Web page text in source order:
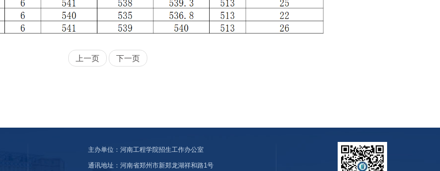
上一页 下一页
主办单位：河南工程学院招生工作办公室
通讯地址：河南省郑州市新郑龙湖祥和路1号